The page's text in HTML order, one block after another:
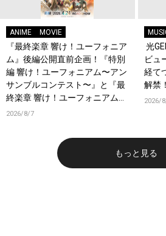
ANIME MOVIE
『最終楽章 響け！ユーフォニア
ム』後編公開直前企画！『特別
編 響け！ユーフォニアム〜アン
サンブルコンテスト〜』と『最
終楽章 響け！ユーフォニアム』
前編の一挙上映が決定！
2026/8/7
光
ビュ
経て
解禁！
2026/
もっと見る